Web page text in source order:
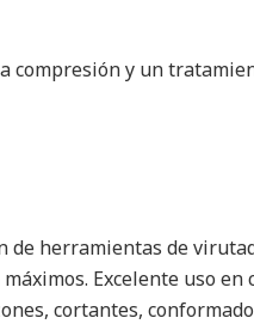
compresión y un
de herramientas de
Excelente uso
cortantes,